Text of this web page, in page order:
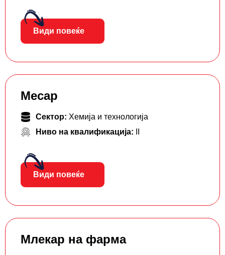
Види повеќе
Месар
Сектор: Хемија и технологија
Ниво на квалификација:
Види повеќе
Млекар на фарма